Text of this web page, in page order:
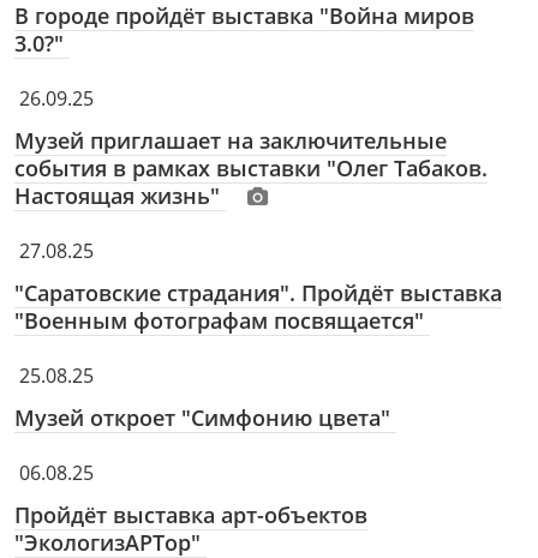
В городе пройдёт выставка "Война миров
3.0?"
26.09.25
Музей приглашает на заключительные
события в рамках выставки "Олег Табаков.
Настоящая жизнь"
27.08.25
"Саратовские страдания". Пройдёт выставка
"Военным фотографам посвящается"
25.08.25
Музей откроет "Симфонию цвета"
06.08.25
Пройдёт выставка арт-объектов
"ЭкологизАРТор"